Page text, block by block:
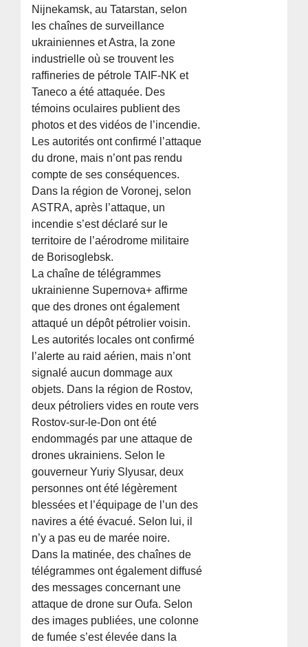
Nijnekamsk, au Tatarstan, selon
les chaînes de surveillance
ukrainiennes et Astra, la zone
industrielle où se trouvent les
raffineries de pétrole TAIF-NK et
Taneco a été attaquée. Des
témoins oculaires publient des
photos et des vidéos de l’incendie.
Les autorités ont confirmé l’attaque
du drone, mais n’ont pas rendu
compte de ses conséquences.
Dans la région de Voronej, selon
ASTRA, après l’attaque, un
incendie s’est déclaré sur le
territoire de l’aérodrome militaire
de Borisoglebsk.
La chaîne de télégrammes
ukrainienne Supernova+ affirme
que des drones ont également
attaqué un dépôt pétrolier voisin.
Les autorités locales ont confirmé
l’alerte au raid aérien, mais n’ont
signalé aucun dommage aux
objets. Dans la région de Rostov,
deux pétroliers vides en route vers
Rostov-sur-le-Don ont été
endommagés par une attaque de
drones ukrainiens. Selon le
gouverneur Yuriy Slyusar, deux
personnes ont été légèrement
blessées et l’équipage de l’un des
navires a été évacué. Selon lui, il
n’y a pas eu de marée noire.
Dans la matinée, des chaînes de
télégrammes ont également diffusé
des messages concernant une
attaque de drone sur Oufa. Selon
des images publiées, une colonne
de fumée s’est élevée dans la